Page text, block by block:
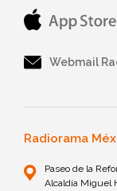
Webmail
Radiorama
Paseo de la
Alcaldía Miguel